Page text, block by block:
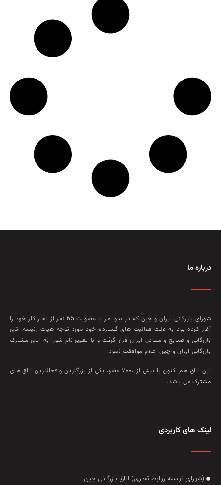
درباره ما
شورای بازرگانی ایران و چین که در بدو امر با عضويت 65 نفر از تجار کار خود را
آغاز کرده بود به علت فعاليت‌ های گسترده خود مورد توجه هيات رئيسه اتاق
بازرگانی و صنايع و معادن ايران قرار گرفت و با تغيير نام شورا به اتاق مشترک
بازرگانی ايران و چين اعلام موافقت نمود.
این اتاق هم‌ اکنون با بيش از ۷۰۰۰ عضو، يکی از بزرگترين و فعالترين اتاق‌ های
مشترک می باشد.
لینک های کاربردی
(شورای توسعه روابط تجاری) اتاق بازرگانی چین